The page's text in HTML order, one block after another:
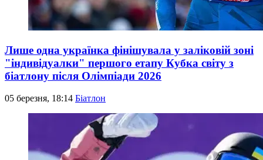
Лише одна українка фінішувала у заліковій зоні
"індивідуалки" першого етапу Кубка світу з
біатлону після Олімпіади 2026
05 березня, 18:14 Біатлон